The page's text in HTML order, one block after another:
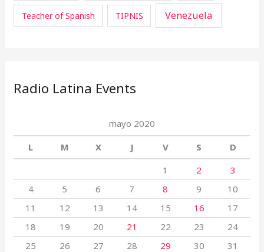
Teacher of Spanish TIPNIS Venezuela
Radio Latina Events
mayo 2020
L
M X J V S
D
1
2
3
4
5 6 7 8 9
10
11
12 13 14 15 16
17
18
19 20 21 22 23
24
25
26 27 28 29 30 31